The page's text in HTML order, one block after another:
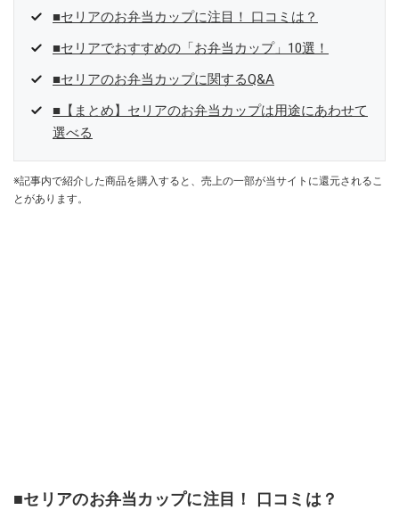
■セリアのお弁当カップに注目！ 口コミは？
■セリアでおすすめの「お弁当カップ」10選！
■セリアのお弁当カップに関するQ&A
■【まとめ】セリアのお弁当カップは用途にあわせて
選べる
※記事内で紹介した商品を購入すると、売上の一部が当サイトに還元されるこ
とがあります。
■セリアのお弁当カップに注目！ 口コミは？